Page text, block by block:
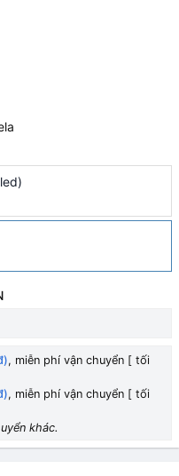
, miễn phí vận chuyển [ tối
, miễn phí vận chuyển [ tối
khác.